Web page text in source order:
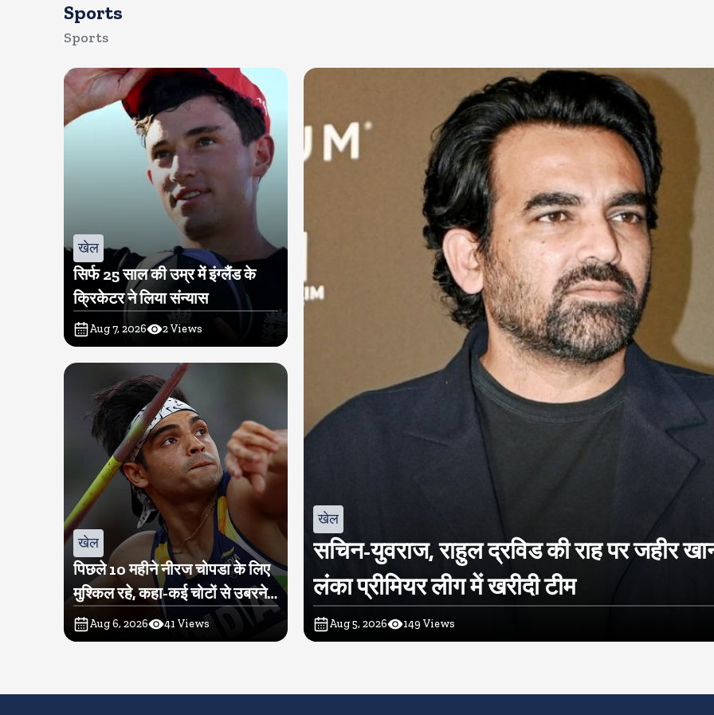
Sports
Sports
खेल
सिर्फ 25 साल की उम्र में इंग्लैंड के
क्रिकेटर ने लिया संन्यास
Aug 7, 2026 2Views
खेल
पिछले 10 महीने नीरज चोपडा के लिए
मुश्किल रहे, कहा-कई चोटों से उबरने में
परेशानी हुई
Aug 6, 2026 41 Views
खेल
सचिन-युवराज, राहुल द्रविड की राह पर जहीर
लंका प्रीमियर लीग में खरीदी टीम
Aug 5, 2026 149 Views